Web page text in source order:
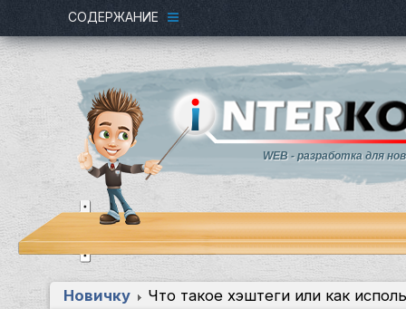
СОДЕРЖАНИЕ
WEB - разработка для
Новичку Что такое хэштеги или как